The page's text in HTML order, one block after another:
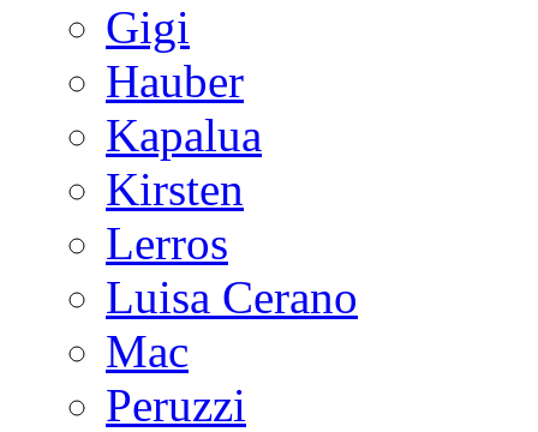
Gigi
Hauber
Kapalua
Kirsten
Lerros
Luisa Cerano
Mac
Peruzzi